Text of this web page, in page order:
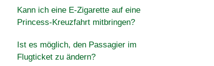
Kann ich eine E-Zigarette auf eine
Princess-Kreuzfahrt mitbringen?
Ist es möglich, den Passagier im
Flugticket zu ändern?